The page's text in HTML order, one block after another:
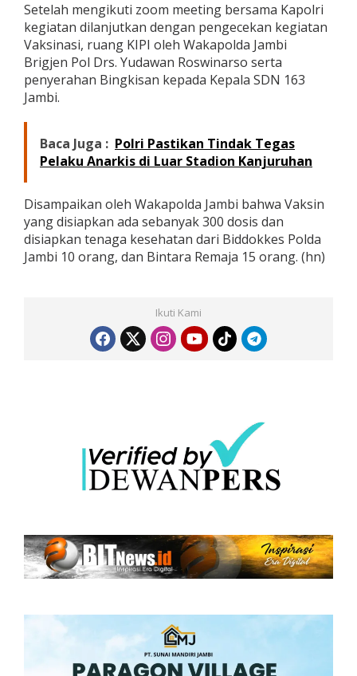
Z
o
o
m
M
e
n
g
Setelah mengikuti zoom meeting bersama Kapolri
kegiatan dilanjutkan dengan pengecekan kegiatan
Vaksinasi, ruang KIPI oleh Wakapolda Jambi
Brigjen Pol Drs. Yudawan Roswinarso serta
penyerahan Bingkisan kepada Kepala SDN 163
Jambi.
Baca Juga : Polri Pastikan Tindak Tegas
Pelaku Anarkis di Luar Stadion Kanjuruhan
Disampaikan oleh Wakapolda Jambi bahwa Vaksin
yang disiapkan ada sebanyak 300 dosis dan
disiapkan tenaga kesehatan dari Biddokkes Polda
Jambi 10 orang, dan Bintara Remaja 15 orang. (hn)
Ikuti Kami